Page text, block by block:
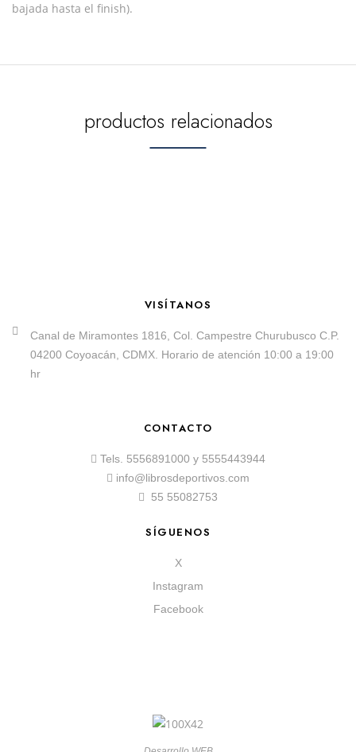
bajada hasta el finish).
productos relacionados
VISÍTANOS
Canal de Miramontes 1816, Col. Campestre Churubusco C.P.
04200 Coyoacán, CDMX. Horario de atención 10:00 a 19:00
hr
CONTACTO
Tels. 5556891000 y 5555443944
info@librosdeportivos.com
55 55082753
SÍGUENOS
X
Instagram
Facebook